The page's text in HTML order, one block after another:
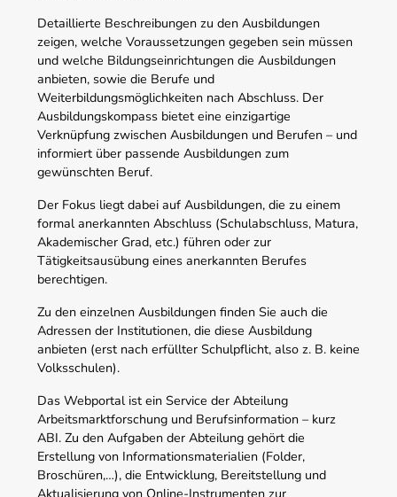
Detaillierte Beschreibungen zu den Ausbildungen
zeigen, welche Voraussetzungen gegeben sein müssen
und welche Bildungseinrichtungen die Ausbildungen
anbieten, sowie die Berufe und
Weiterbildungsmöglichkeiten nach Abschluss. Der
Ausbildungskompass bietet eine einzigartige
Verknüpfung zwischen Ausbildungen und Berufen – und
informiert über passende Ausbildungen zum
gewünschten Beruf.
Der Fokus liegt dabei auf Ausbildungen, die zu einem
formal anerkannten Abschluss (Schulabschluss, Matura,
Akademischer Grad, etc.) führen oder zur
Tätigkeitsausübung eines anerkannten Berufes
berechtigen.
Zu den einzelnen Ausbildungen finden Sie auch die
Adressen der Institutionen, die diese Ausbildung
anbieten (erst nach erfüllter Schulpflicht, also z. B. keine
Volksschulen).
Das Webportal ist ein Service der Abteilung
Arbeitsmarktforschung und Berufsinformation – kurz
ABI. Zu den Aufgaben der Abteilung gehört die
Erstellung von Informationsmaterialien (Folder,
Broschüren,…), die Entwicklung, Bereitstellung und
Aktualisierung von Online-Instrumenten zur